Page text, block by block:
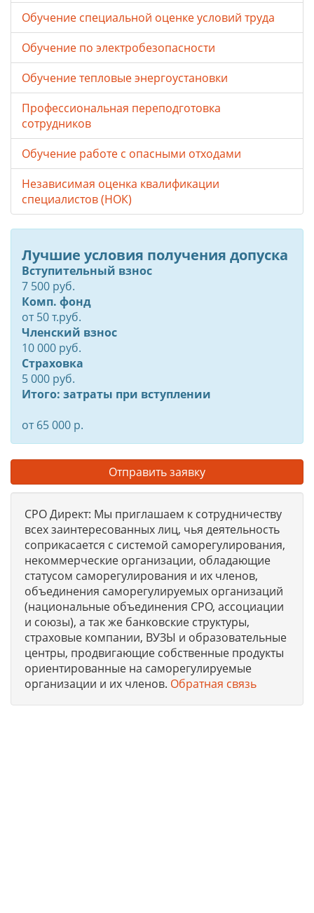
Обучение специальной оценке условий труда
Обучение по электробезопасности
Обучение тепловые энергоустановки
Профессиональная переподготовка
сотрудников
Обучение работе с опасными отходами
Независимая оценка квалификации
специалистов (НОК)
Лучшие условия получения допуска
Вступительный взнос
7 500 руб.
Комп. фонд
от50т.руб.
Членский взнос
10 000 руб.
Страховка
5 000 руб.
Итого: затраты при вступлении
от 65 000 р.
Отправить заявку
СРО Директ: Мы приглашаем к сотрудничеству
всех заинтересованных лиц, чья деятельность
соприкасается с системой саморегулирования,
некоммерческие организации, обладающие
статусом саморегулирования и их членов,
объединения саморегулируемых организаций
(национальные объединения СРО, ассоциации
и союзы), а так же банковские структуры,
страховые компании, ВУЗЫ и образовательные
центры, продвигающие собственные продукты
ориентированные на саморегулируемые
организации и их членов. Обратная связь